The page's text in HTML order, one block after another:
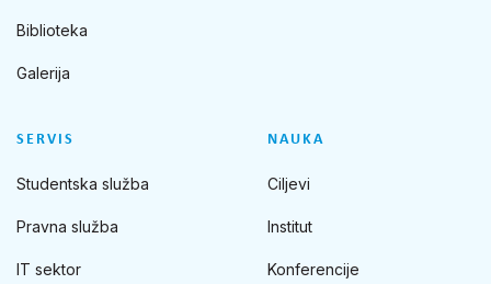
Biblioteka
Galerija
SERVIS
Studentska služba
Pravna služba
IT sektor
NAUKA
Ciljevi
Institut
Konferencije